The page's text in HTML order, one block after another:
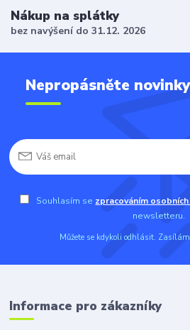
Nákup na splátky
bez navýšení do 31.12. 2026
Nepropásněte
Souhlasím se zpracováním
newsletteru.
Můžete se kdykoli odhlásit.
Informace pro zákazníky